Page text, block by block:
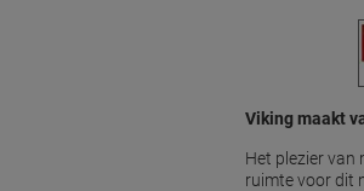
Viking maakt
Het plezier van
ruimte voor dit